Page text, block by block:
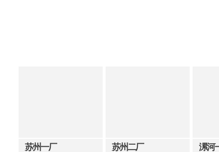
苏州一厂 苏州二厂 漯河